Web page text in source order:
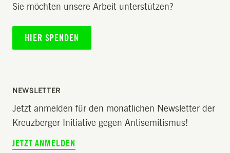
Sie möchten unsere Arbeit unterstützen?
HIER SPENDEN
NEWSLETTER
Jetzt anmelden für den monatlichen Newsletter der
Kreuzberger Initiative gegen Antisemitismus!
JETZT ANMELDEN